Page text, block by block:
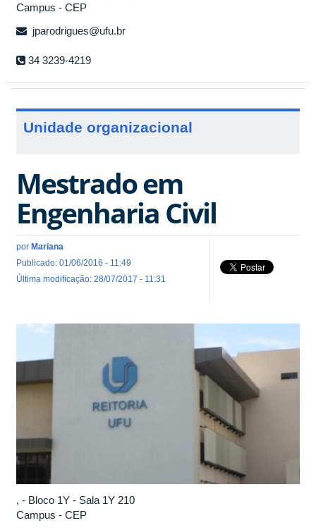
Campus - CEP
jparodrigues@ufu.br
34 3239-4219
Unidade organizacional
Mestrado em
Engenharia Civil
por Mariana
Publicado: 01/06/2016 - 11:49
Última modificação: 28/07/2017 - 11:31
, - Bloco 1Y - Sala 1Y 210
Campus - CEP